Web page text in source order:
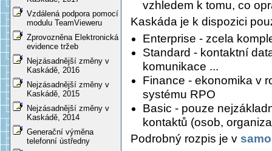
Vzdálená podpora pomocí
modulu TeamVieweru
Zprovozněna Elektronická
evidence tržeb
Nejzásadnější změny v
Kaskádě, 2016
Nejzásadnější změny v
Kaskádě, 2015
Nejzásadnější změny v
Kaskádě, 2014
Generační výměna
telefonní ústředny
vzhledem k tomu, co
Kaskáda je k dispozici
Enterprise - zcela
Standard - kontaktní
komunikace ...
Finance - ekonomika v
systému RPO
Basic - pouze
kontaktů (osob,
Podrobný rozpis je v